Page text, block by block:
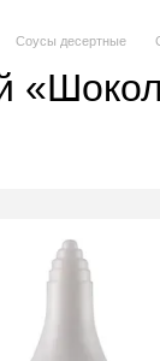
Соусы десертные